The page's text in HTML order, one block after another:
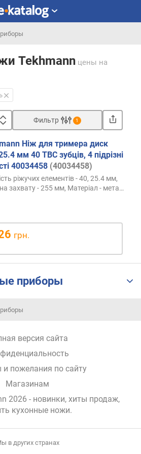
Tekhmann цены на
Фильтр 1
Ніж для тримера диск
мм 40 ТВС зубців, 4 підрізні
40034458 (40034458)
ріжучих елементів - 40, 25.4 мм,
захвату - 255 мм, Матеріал - мета…
грн.
приборы
версия сайта
и пожелания по сайту
Магазинам
2026 - новинки, хиты продаж,
кухонные ножи.
в других странах